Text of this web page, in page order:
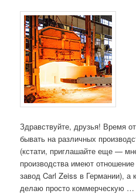
Здравствуйте, друзья! Время
бывать на различных
(кстати, приглашайте еще —
производства имеют
завод Carl Zeiss в Германии), а
делаю просто коммерческую …